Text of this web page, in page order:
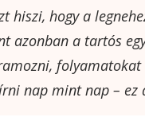
hiszi, hogy a
azonban a tartós
nap mint nap – ez